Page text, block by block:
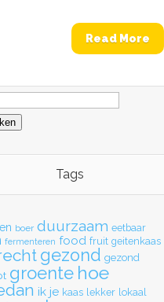
Read More
Tags
boer duurzaam eetbaar
fermenteren food fruit geitenkaas
gezond gezond
groente hoe
ik je kaas lekker lokaal